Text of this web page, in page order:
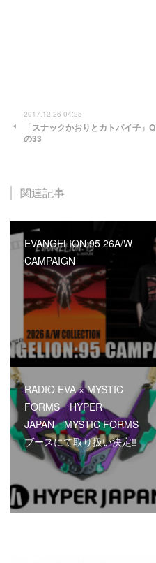
2017.12.26 04:25
「スナックかおりとカトパイ子」Q
の33
関連記事
EVANGELION:95 26A/W
CAMPAIGN
RADIO EVA × MYSTIC
FORMS HYPER
JAPAN MYSTIC FORMS
ブースにて取り扱い決定‼︎